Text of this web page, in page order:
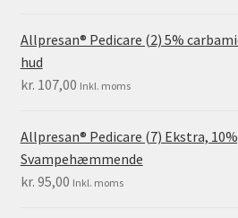
Allpresan® Pedicare (2) 5%
hud
kr. 107,00 Inkl. moms
Allpresan® Pedicare (7) Ekstra,
Svampehæmmende
kr. 95,00 Inkl. moms